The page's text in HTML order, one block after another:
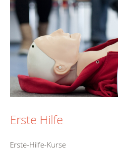
Erste Hilfe
Erste-Hilfe-Kurse